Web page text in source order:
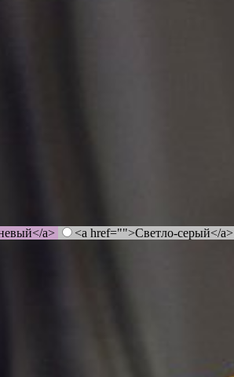
a> <a href="">Светло-серый</a>